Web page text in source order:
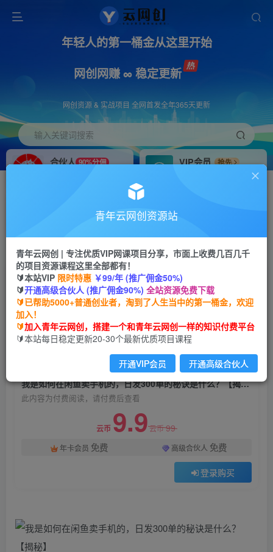
年轻人的第一桶金从这里开始
网创网赚 ∞ 稳定更新
网创资源 & 实战项目 全网首发全年365天更新
输入关键词搜索
合伙人 90%分佣
VIP会员
抢先
搭建同款网站，自己当老板
首页 创业课程 会员免费 正文
我是如何在闲鱼卖手机的，日发300单的秘诀是什
么？【揭秘】
青年云网创
2年前发布
关注 私信
我是如何在闲鱼卖手机的，日发300单的秘诀是什么？【揭秘】
此内容为付费阅读，请付费后查看
云币 9.9云币99
年卡会员 免费 高级合伙人 免费
登录购买
青年云网创资源站
青年云网创 | 专注优质VIP网课项目分享，市面上收费几百几千
的项目资源课程这里全部都有！
🔰本站VIP 限时特惠 ￥99/年 (推广佣金50%)
🔰开通高级合伙人 (推广佣金90%) 全站资源免费下载
🔰已帮助5000+普通创业者，淘到了人生当中的第一桶金，欢迎
加入！
🔰加入青年云网创，搭建一个和青年云网创一样的知识付费平台
🔰本站每日稳定更新20-30个最新优质项目课程
开通VIP会员 开通高级合伙人